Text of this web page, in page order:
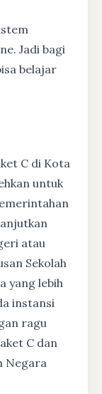
Jadi bagi
belajar
C di Kota
untuk
atau
Sekolah
yang lebih
instansi
ragu
C dan
Negara